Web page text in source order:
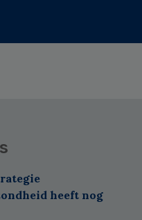
heeft nog